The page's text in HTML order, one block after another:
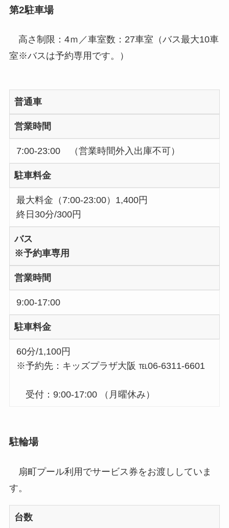
第2駐車場
高さ制限：4ｍ／車室数：27車室（バス最大10車
室※バスは予約専用です。）
普通車
営業時間
7:00-23:00 （営業時間外入出庫不可）
駐車料金
最大料金（7:00-23:00）1,400円
終日30分/300円
バス
※予約車専用
営業時間
9:00-17:00
駐車料金
60分/1,100円
※予約先：キッズプラザ大阪 ℡06-6311-6601
受付：9:00-17:00 （月曜休み）
駐輪場
扇町プール利用でサービス券をお渡ししていま
す。
台数